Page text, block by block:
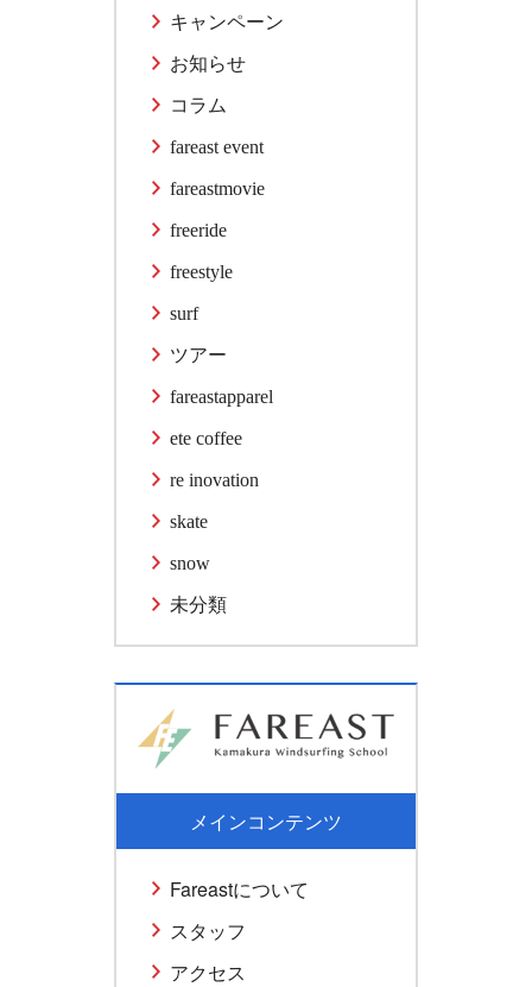
キャンペーン
お知らせ
コラム
fareast event
fareastmovie
freeride
freestyle
surf
ツアー
fareastapparel
ete coffee
re inovation
skate
snow
未分類
メインコンテンツ
Fareastについて
スタッフ
アクセス